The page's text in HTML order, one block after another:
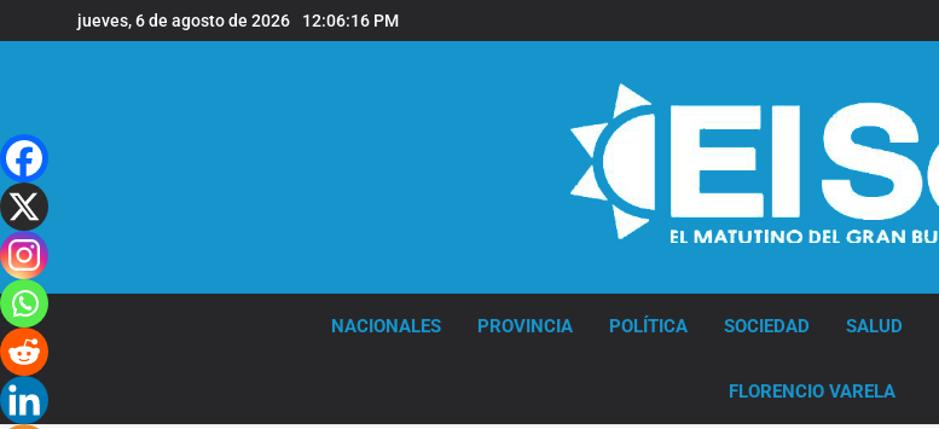
al
jueves, 6 de agosto de 2026 12:06:17 PM
sobre
propiedad
privada
con
foco
en
los
desalojos
NACIONALES PROVINCIA POLÍTICA SOCIEDAD SALUD
FLORENCIO VARELA